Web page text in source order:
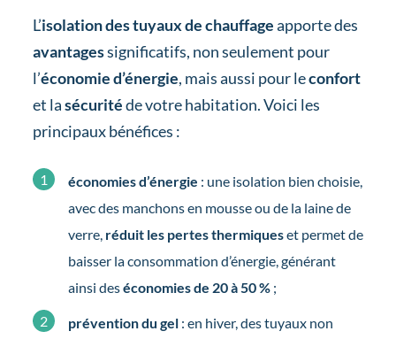
L’isolation des tuyaux de chauffageapporte des
avantagessignificatifs, non seulement pour
l’économie d’énergie, mais aussi pour leconfort
et lasécuritéde votre habitation. Voici les
principaux bénéfices :
économies d’énergie : une isolation bien choisie,
avec des manchons en mousse ou de la laine de
verre, réduit les pertes thermiqueset permet de
baisser la consommation d’énergie, générant
ainsi deséconomies de 20 à 50 %;
prévention du gel: en hiver, des tuyaux non